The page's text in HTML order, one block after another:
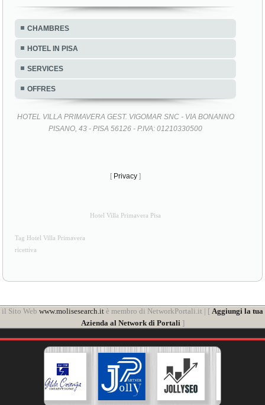
CHAMBRES
HOTEL IN PISA
SERVICES
OFFRES
HOTEL VILLA PRIMAVERA GEST. VIGOMAR SNC - VIA BONANNO
PISANO, 43 - PISA 56126 - P.IVA: 01210330500
[ Privacy ]
Hotel Villa Primavera Pisa
Tag Hotel Villa Primavera
ricettiva
il Sito Web www.molisesearch.it è membro di NetworkPortali.it | [ Aggiungi la tua
Azienda al Network di Portali]